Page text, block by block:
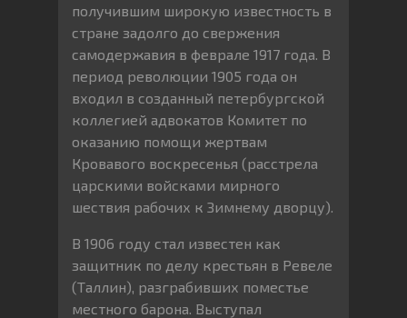
получившим широкую известность в
стране задолго до свержения
самодержавия в феврале 1917 года. В
период революции 1905 года он
входил в созданный петербургской
коллегией адвокатов Комитет по
оказанию помощи жертвам
Кровавого воскресенья (расстрела
царскими войсками мирного
шествия рабочих к Зимнему дворцу).
В 1906 году стал известен как
защитник по делу крестьян в Ревеле
(Таллин), разграбивших поместье
местного барона. Выступал